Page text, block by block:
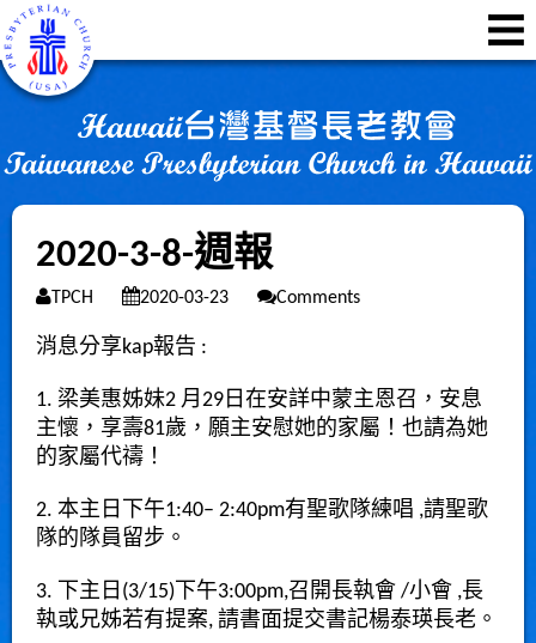
2020-3-8-週報
TPCH 2020-03-23 Comments
消息分享kap報告 :
1. 梁美惠姊妹2 月29日在安詳中蒙主恩召，安息
主懷，享壽81歲，願主安慰她的家屬！也請為她
的家屬代禱！
2. 本主日下午1:40– 2:40pm有聖歌隊練唱 ,請聖歌
隊的隊員留步。
3. 下主日(3/15)下午3:00pm,召開長執會 /小會 ,長
執或兄姊若有提案, 請書面提交書記楊泰瑛長老。